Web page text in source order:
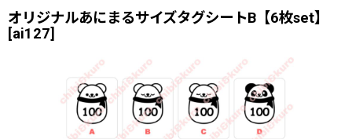
オリジナルあにまるサイズタグシートB【6枚set】
[ai127]